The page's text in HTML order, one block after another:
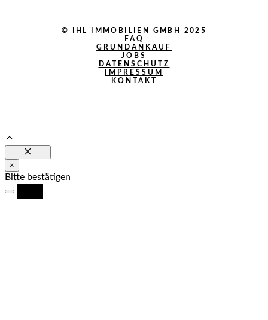
© IHL IMMOBILIEN GMBH 2025
FAQ
GRUNDANKAUF
JOBS
DATENSCHUTZ
IMPRESSUM
KONTAKT
Schließen
×
Bitte bestätigen